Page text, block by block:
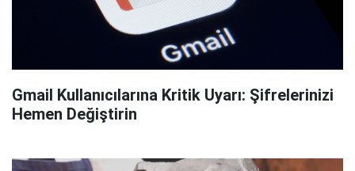
Gmail Kullanıcılarına Kritik Uyarı: Şifrelerinizi
Hemen Değiştirin